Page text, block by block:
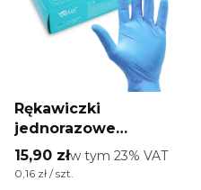
Rękawiczki
jednorazowe
nitrylowe
diagnostyczne i
Cena brutto
15,90 złw tym %s VAT
w tym 23% VAT
Cena jednostkowa brutto
0,16 zł / szt.